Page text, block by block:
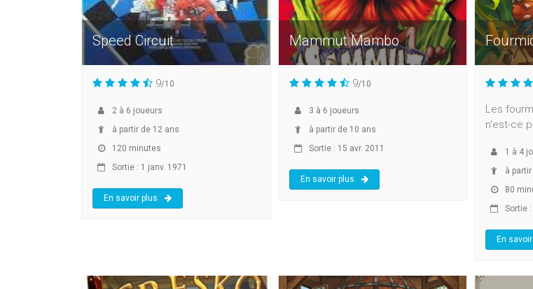
Speed Circuit
9/10
2 à 6 joueurs
à partir de 12 ans
120 minutes
Sortie : 1 janv. 1971
En savoir plus
Mammut Mambo
9/10
3 à 6 joueurs
à partir de 10 ans
Sortie : 15 avr. 2011
En savoir plus
Les
n'est-ce
1 à 4
à
80
Sortie
En